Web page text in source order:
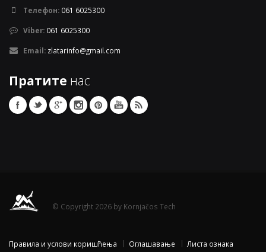
Телефон: 061 6025300
Viber: 061 6025300
Email: zlatarinfo@gmail.com
Пратите нас
© Copyright 2026 by Kornjačos Tech
Правила и услови коришћења Оглашавање Листа ознака